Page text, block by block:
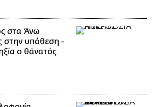
στα Άνω
στην υπόθεση -
ο θάνατός